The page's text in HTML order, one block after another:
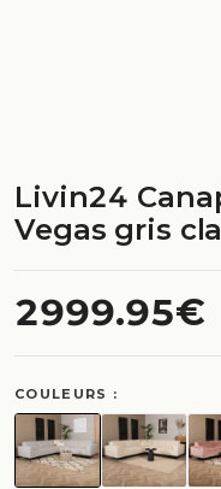
Livin24
Vegas gris
2999.95€
COULEURS :